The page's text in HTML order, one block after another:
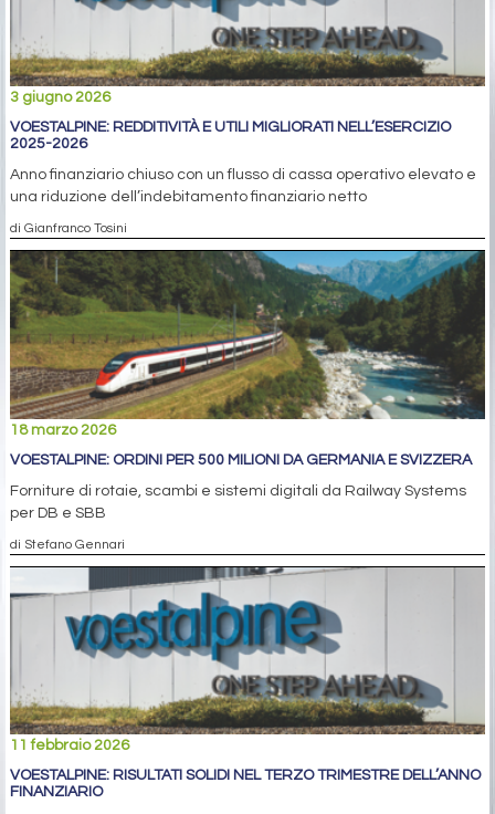
3 giugno 2026
VOESTALPINE: REDDITIVITÀ E UTILI MIGLIORATI NELL’ESERCIZIO
2025-2026
Anno finanziario chiuso con un flusso di cassa operativo elevato e
una riduzione dell’indebitamento finanziario netto
di Gianfranco Tosini
18 marzo 2026
VOESTALPINE: ORDINI PER 500 MILIONI DA GERMANIA E SVIZZERA
Forniture di rotaie, scambi e sistemi digitali da Railway Systems
per DB e SBB
di Stefano Gennari
11 febbraio 2026
VOESTALPINE: RISULTATI SOLIDI NEL TERZO TRIMESTRE DELL’ANNO
FINANZIARIO